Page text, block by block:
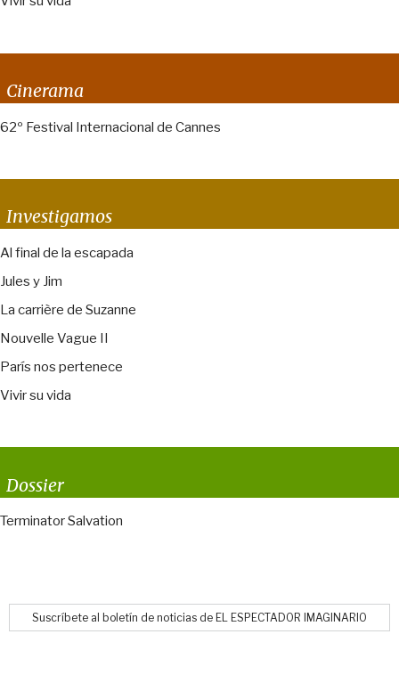
Cinerama
62º Festival Internacional de Cannes
Investigamos
Al final de la escapada
Jules y Jim
La carrière de Suzanne
Nouvelle Vague II
París nos pertenece
Vivir su vida
Dossier
Terminator Salvation
Suscríbete al boletín de noticias de EL ESPECTADOR IMAGINARIO